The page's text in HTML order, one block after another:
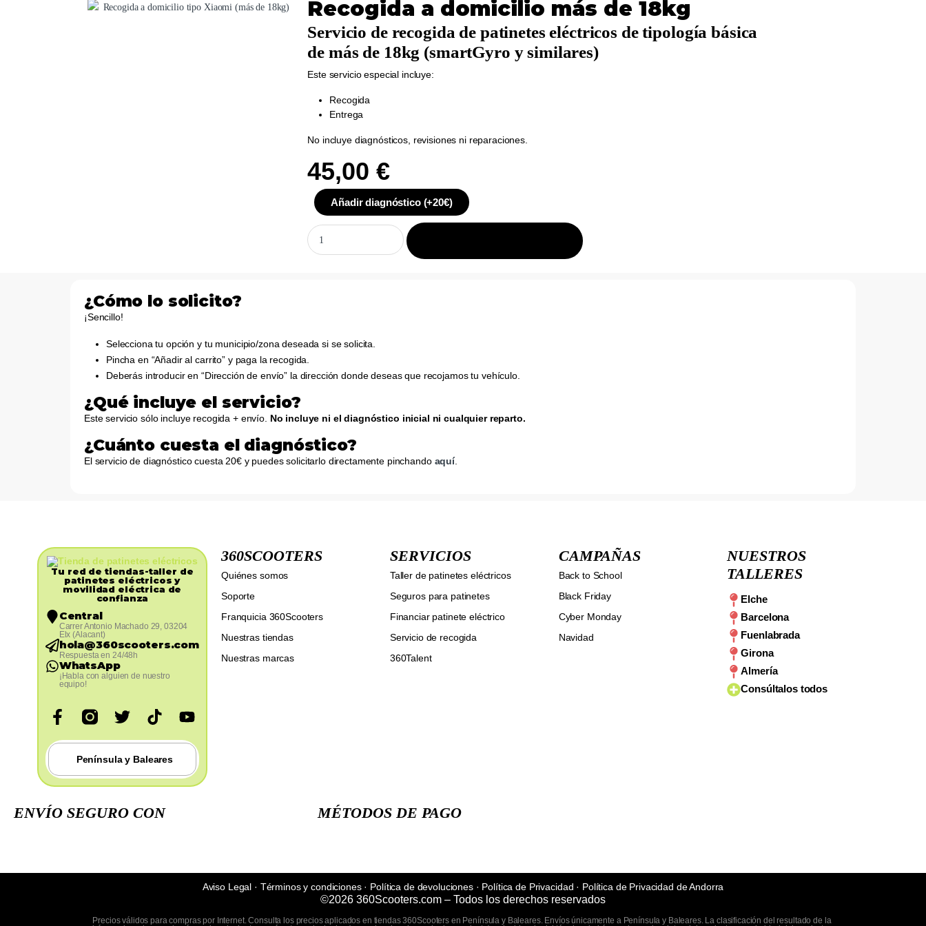
Recogida a domicilio más de 18kg
Servicio de recogida de patinetes eléctricos de tipología básica
de más de 18kg (smartGyro y similares)
Este servicio especial incluye:
Recogida
Entrega
No incluye diagnósticos, revisiones ni reparaciones.
45,00€
Añadir diagnóstico (+20€)
¿Cómo lo solicito?
¡Sencillo!
Selecciona tu opción y tu municipio/zona deseada si se solicita.
Pincha en “Añadir al carrito” y paga la recogida.
Deberás introducir en “Dirección de envío” la dirección donde deseas que recojamos tu vehículo.
¿Qué incluye el servicio?
Este servicio sólo incluye recogida + envío. No incluye ni el diagnóstico inicial ni cualquier reparto.
¿Cuánto cuesta el diagnóstico?
El servicio de diagnóstico cuesta 20€ y puedes solicitarlo directamente pinchando aquí.
Tu red de tiendas-taller de
patinetes eléctricos y
movilidad eléctrica de
confianza​
Central
Carrer Antonio Machado 29, 03204
Elx (Alacant)
hola@360scooters.com
Respuesta en 24/48h
WhatsApp
¡Habla con alguien de nuestro
equipo!
Península y Baleares
360SCOOTERS
Quiénes somos
Soporte
Franquicia 360Scooters
Nuestras tiendas
Nuestras marcas
SERVICIOS
Taller de patinetes eléctricos
Seguros para patinetes
Financiar patinete eléctrico
Servicio de recogida
360Talent
CAMPAÑAS
Back to School
Black Friday
Cyber Monday
Navidad
NUESTROS
TALLERES
Elche
Barcelona
Fuenlabrada
Girona
Almería
Consúltalos todos
ENVÍO SEGURO CON MÉTODOS DE PAGO
Aviso Legal · Términos y condiciones· Política de devoluciones· Política de Privacidad · Política de Privacidad de Andorra
©2026 360Scooters.com – Todos los derechos reservados
Precios válidos para compras por Internet. Consulta los precios aplicados en tiendas 360Scooters en Península y Baleares. Envíos únicamente a Península y Baleares. La clasificación del resultado de la